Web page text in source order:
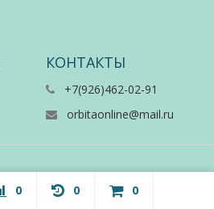
КОНТАКТЫ
+7(926)462-02-91
orbitaonline@mail.ru
0 0 0